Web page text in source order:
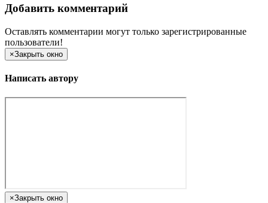
Добавить комментарий
Оставлять комментарии могут только зарегистрированные
пользователи!
×Закрыть окно
Написать автору
×Закрыть окно